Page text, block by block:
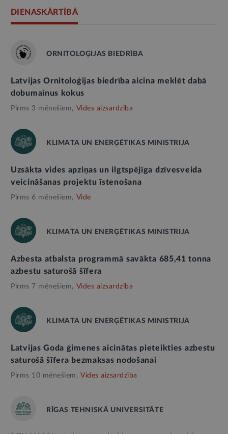
DIENASKĀRTĪBĀ
ORNITOLOĢIJAS BIEDRĪBA
Latvijas Ornitoloģijas biedrība aicina meklēt dabā
dobumainus kokus
Pirms 3 mēnešiem, Vides aizsardzība
KLIMATA UN ENERĢĒTIKAS MINISTRIJA
Uzsākta vides apziņas un ilgtspējīga dzīvesveida
veicināšanas projektu īstenošana
Pirms 6 mēnešiem, Vide
KLIMATA UN ENERĢĒTIKAS MINISTRIJA
Azbesta atbalsta programmā savākta 685,41 tonna
azbestu saturošā šīfera
Pirms 7 mēnešiem, Vides aizsardzība
KLIMATA UN ENERĢĒTIKAS MINISTRIJA
Latvijas Goda ģimenes aicinātas pieteikties azbestu
saturošā šīfera bezmaksas nodošanai
Pirms 10 mēnešiem, Vides aizsardzība
RĪGAS TEHNISKĀ UNIVERSITĀTE